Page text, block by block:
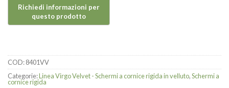
COD:8401VV
Categorie:Linea Virgo Velvet - Schermi a cornice rigida in velluto,Schermi a
cornice rigida